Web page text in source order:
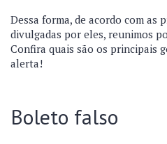
Dessa forma, de acordo com as
divulgadas por eles, reunimos
Confira quais são os principais
alerta!
Boleto falso